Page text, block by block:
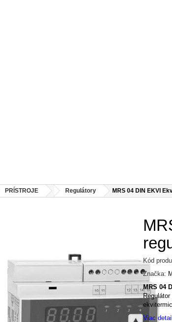
PRÍSTROJE Regulátory MRS 04 DIN EKVI
Kód
Značka:
MRS 04
Viac